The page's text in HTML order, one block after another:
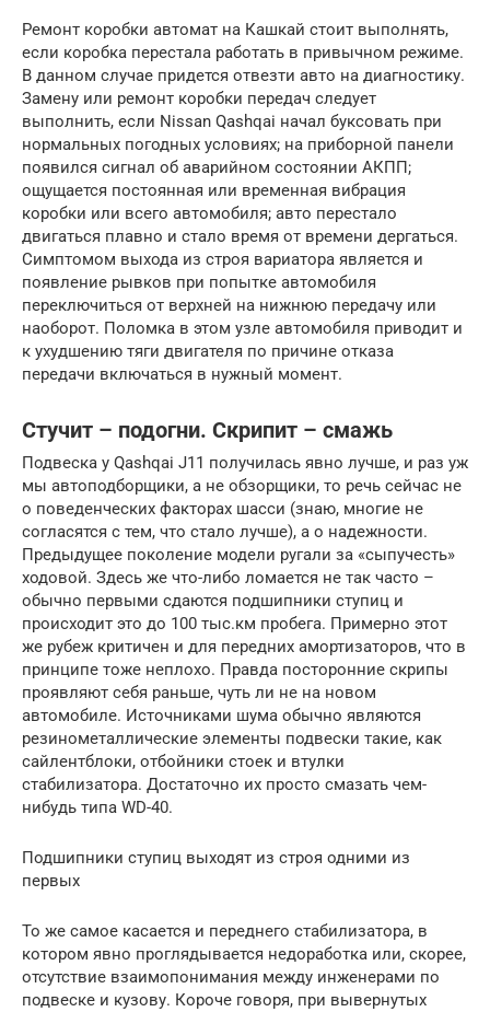
Ремонт коробки автомат на Кашкай стоит выполнять,
если коробка перестала работать в привычном режиме.
В данном случае придется отвезти авто на диагностику.
Замену или ремонт коробки передач следует
выполнить, если Nissan Qashqai начал буксовать при
нормальных погодных условиях; на приборной панели
появился сигнал об аварийном состоянии АКПП;
ощущается постоянная или временная вибрация
коробки или всего автомобиля; авто перестало
двигаться плавно и стало время от времени дергаться.
Симптомом выхода из строя вариатора является и
появление рывков при попытке автомобиля
переключиться от верхней на нижнюю передачу или
наоборот. Поломка в этом узле автомобиля приводит и
к ухудшению тяги двигателя по причине отказа
передачи включаться в нужный момент.
Стучит – подогни. Скрипит – смажь
Подвеска у Qashqai J11 получилась явно лучше, и раз уж
мы автоподборщики, а не обзорщики, то речь сейчас не
о поведенческих факторах шасси (знаю, многие не
согласятся с тем, что стало лучше), а о надежности.
Предыдущее поколение модели ругали за «сыпучесть»
ходовой. Здесь же что-либо ломается не так часто –
обычно первыми сдаются подшипники ступиц и
происходит это до 100 тыс.км пробега. Примерно этот
же рубеж критичен и для передних амортизаторов, что в
принципе тоже неплохо. Правда посторонние скрипы
проявляют себя раньше, чуть ли не на новом
автомобиле. Источниками шума обычно являются
резинометаллические элементы подвески такие, как
сайлентблоки, отбойники стоек и втулки
стабилизатора. Достаточно их просто смазать чем-
нибудь типа WD-40.
Подшипники ступиц выходят из строя одними из
первых
То же самое касается и переднего стабилизатора, в
котором явно проглядывается недоработка или, скорее,
отсутствие взаимопонимания между инженерами по
подвеске и кузову. Короче говоря, при вывернутых